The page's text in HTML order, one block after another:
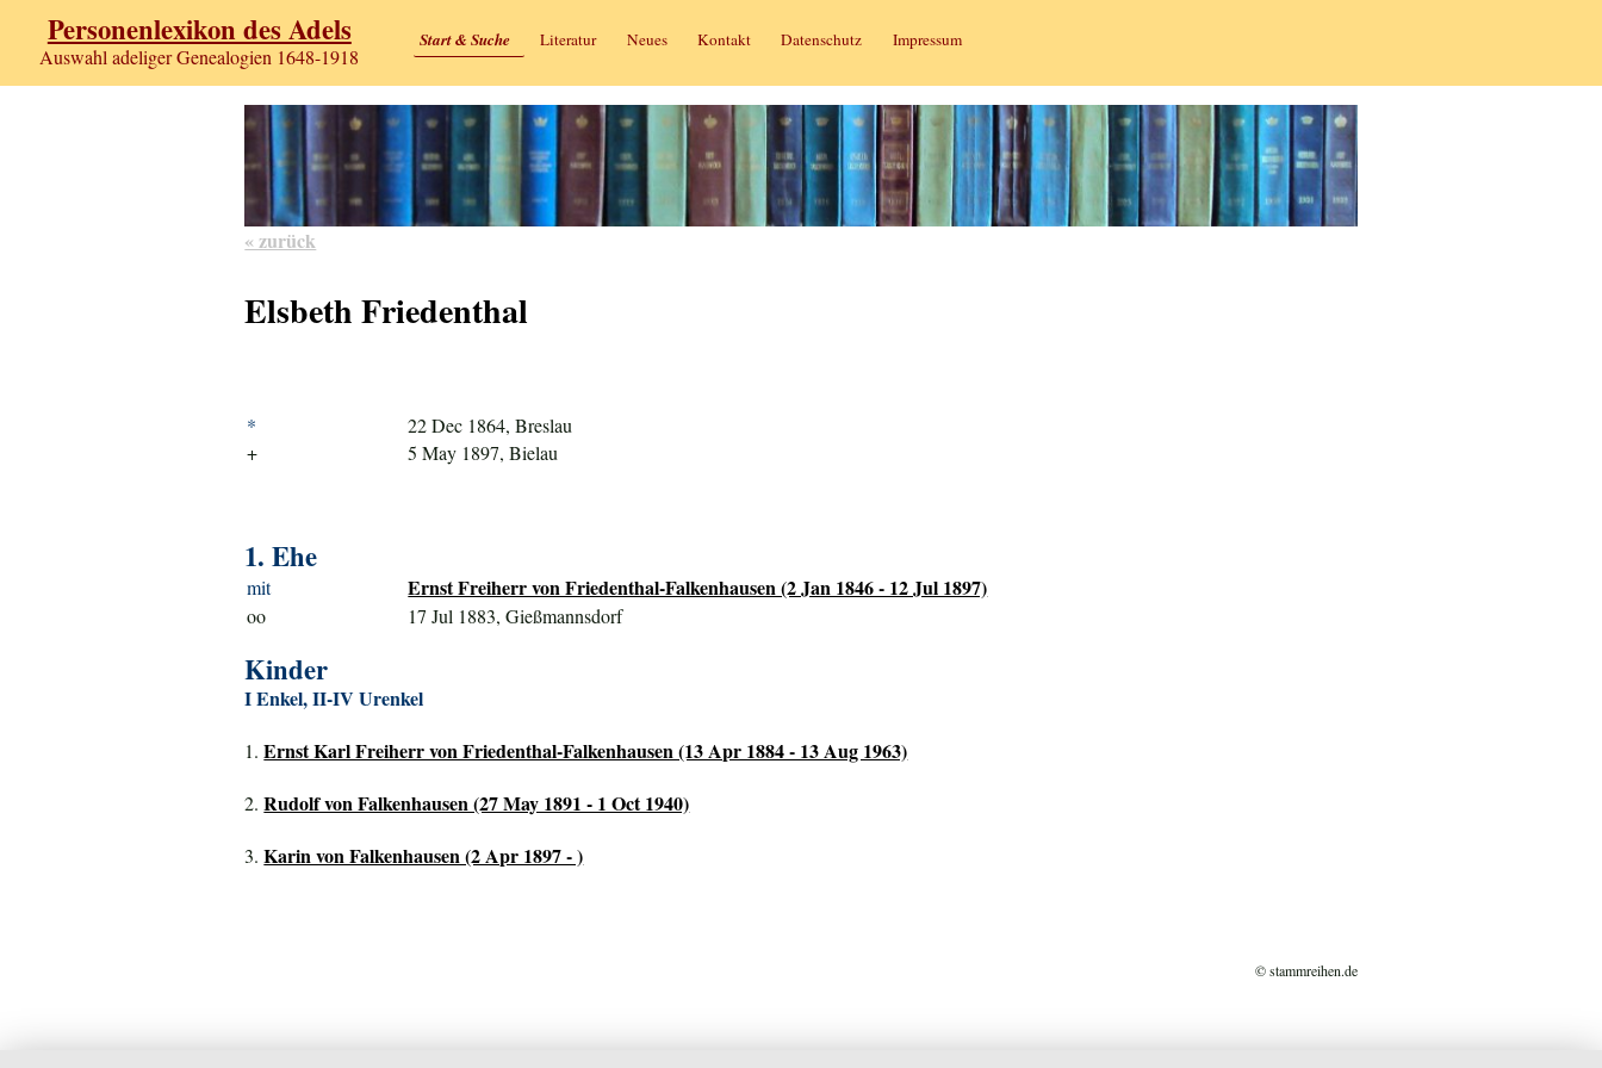
Personenlexikon des Adels
Auswahl adeliger Genealogien 1648-1918
Start & Suche Literatur Neues Kontakt Datenschutz Impressum
« zurück
Elsbeth Friedenthal
*
22 Dec 1864, Breslau
+
5 May 1897, Bielau
1. Ehe
mit Ernst Freiherr von Friedenthal-Falkenhausen (2 Jan 1846 - 12 Jul 1897)
oo 17 Jul 1883, Gießmannsdorf
Kinder
I Enkel, II-IV Urenkel
1.Ernst Karl Freiherr von Friedenthal-Falkenhausen (13 Apr 1884 - 13 Aug 1963)
2.Rudolf von Falkenhausen (27 May 1891 - 1 Oct 1940)
3.Karin von Falkenhausen (2 Apr 1897 - )
© stammreihen.de